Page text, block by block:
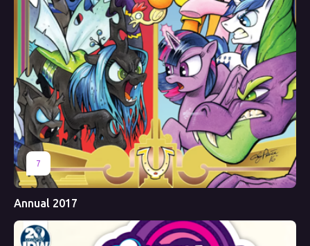
7
Annual 2017